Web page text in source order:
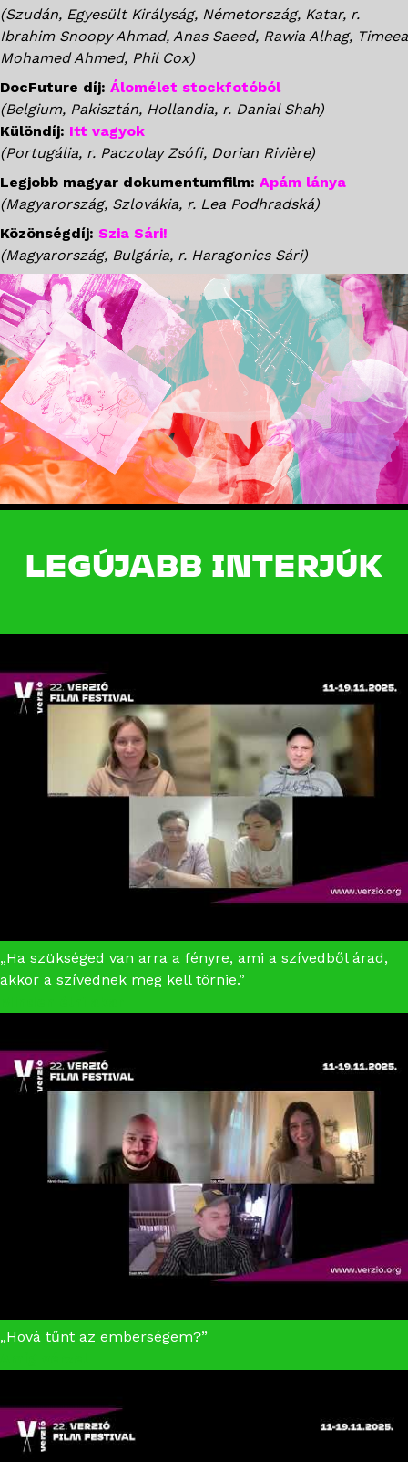
(Szudán, Egyesült Királyság, Németország, Katar, r.
Ibrahim Snoopy Ahmad, Anas Saeed, Rawia Alhag, Timeea
Mohamed Ahmed, Phil Cox)
DocFuture díj: Álomélet stockfotóból
(Belgium, Pakisztán, Hollandia, r. Danial Shah)
Különdíj: Itt vagyok
(Portugália, r. Paczolay Zsófi, Dorian Rivière)
Legjobb magyar dokumentumfilm: Apám lánya
(Magyarország, Szlovákia, r. Lea Podhradská)
Közönségdíj: Szia Sári!
(Magyarország, Bulgária, r. Haragonics Sári)
LEGÚJABB INTERJÚK
„Ha szükséged van arra a fényre, ami a szívedből árad,
akkor a szívednek meg kell törnie.”
„Hová tűnt az emberségem?”